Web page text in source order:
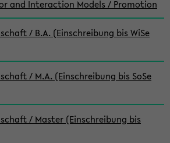
and Interaction Models / Promotion
/ B.A. (Einschreibung bis WiSe
/ M.A. (Einschreibung bis SoSe
/ Master (Einschreibung bis